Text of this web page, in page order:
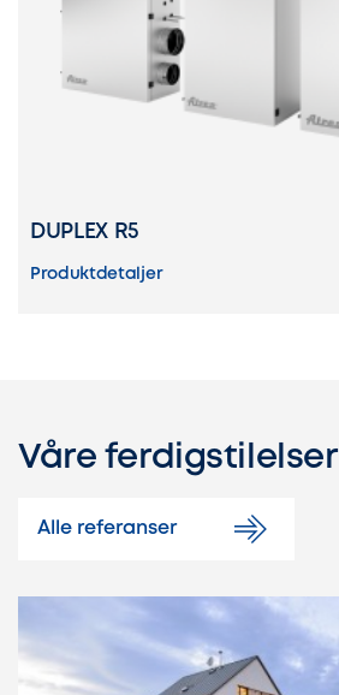
DUPLEX R5
Produktdetaljer
Våre ferdigstilelser
Alle referanser